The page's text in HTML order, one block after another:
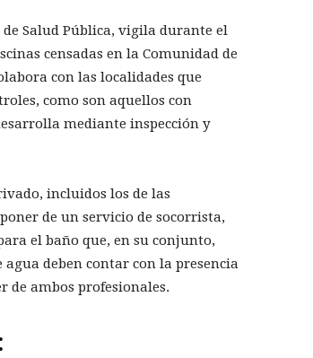
de Salud Pública, vigila durante el
censadas en la Comunidad de
con las localidades que
como son aquellos con
mediante inspección y
incluidos los de las
de un servicio de socorrista,
el baño que, en su conjunto,
agua deben contar con la presencia
de ambos profesionales.